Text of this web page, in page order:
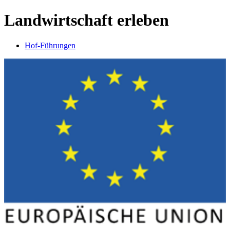
Landwirtschaft erleben
Hof-Führungen